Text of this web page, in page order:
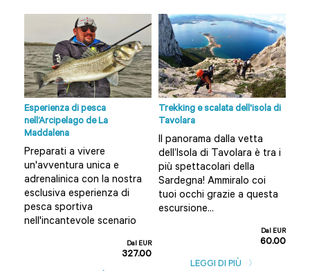
Esperienza di pesca
nell’Arcipelago de La
Maddalena
Preparati a vivere
un'avventura unica e
adrenalinica con la nostra
esclusiva esperienza di
pesca sportiva
nell'incantevole scenario
Dal EUR
327.00
Trekking e scalata dell'isola di
Tavolara
Il panorama dalla vetta
dell’Isola di Tavolara è tra i
più spettacolari della
Sardegna! Ammiralo coi
tuoi occhi grazie a questa
escursione...
Dal EUR
60.00
LEGGI DI PIÙ